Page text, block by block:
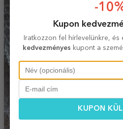
-
Kupon
Iratkozzon fel hírlevelünkre, és
kedvezményes kupont a
KUPON